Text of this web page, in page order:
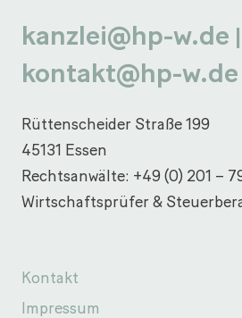
kanzlei@hp-w.de |
kontakt@hp-w.de
Rüttenscheider Straße 199
45131 Essen
Rechtsanwälte: +49 (0) 201 –
Wirtschaftsprüfer &
Kontakt
Impressum